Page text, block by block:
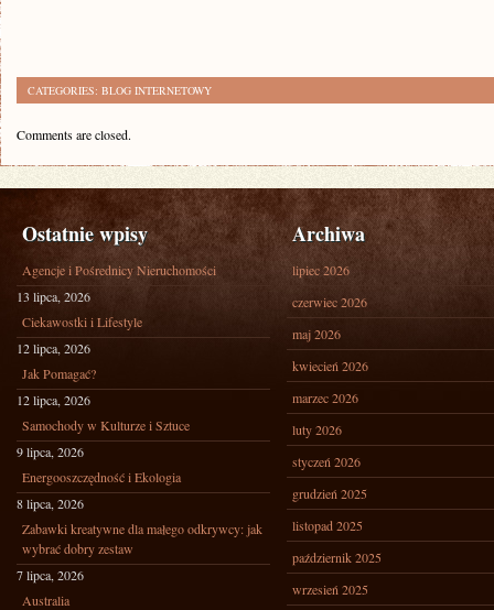
CATEGORIES: BLOG INTERNETOWY
Comments are closed.
Ostatnie wpisy
Agencje i Pośrednicy Nieruchomości
13 lipca, 2026
Ciekawostki i Lifestyle
12 lipca, 2026
Jak Pomagać?
12 lipca, 2026
Samochody w Kulturze i Sztuce
9 lipca, 2026
Energooszczędność i Ekologia
8 lipca, 2026
Zabawki kreatywne dla małego odkrywcy: jak
wybrać dobry zestaw
7 lipca, 2026
Australia
Archiwa
lipiec 2026
czerwiec 2026
maj 2026
kwiecień 2026
marzec 2026
luty 2026
styczeń 2026
grudzień 2025
listopad 2025
październik 2025
wrzesień 2025